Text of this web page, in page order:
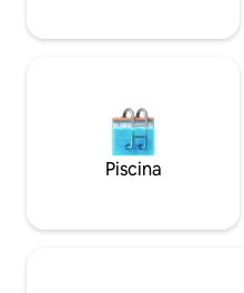
Piscina